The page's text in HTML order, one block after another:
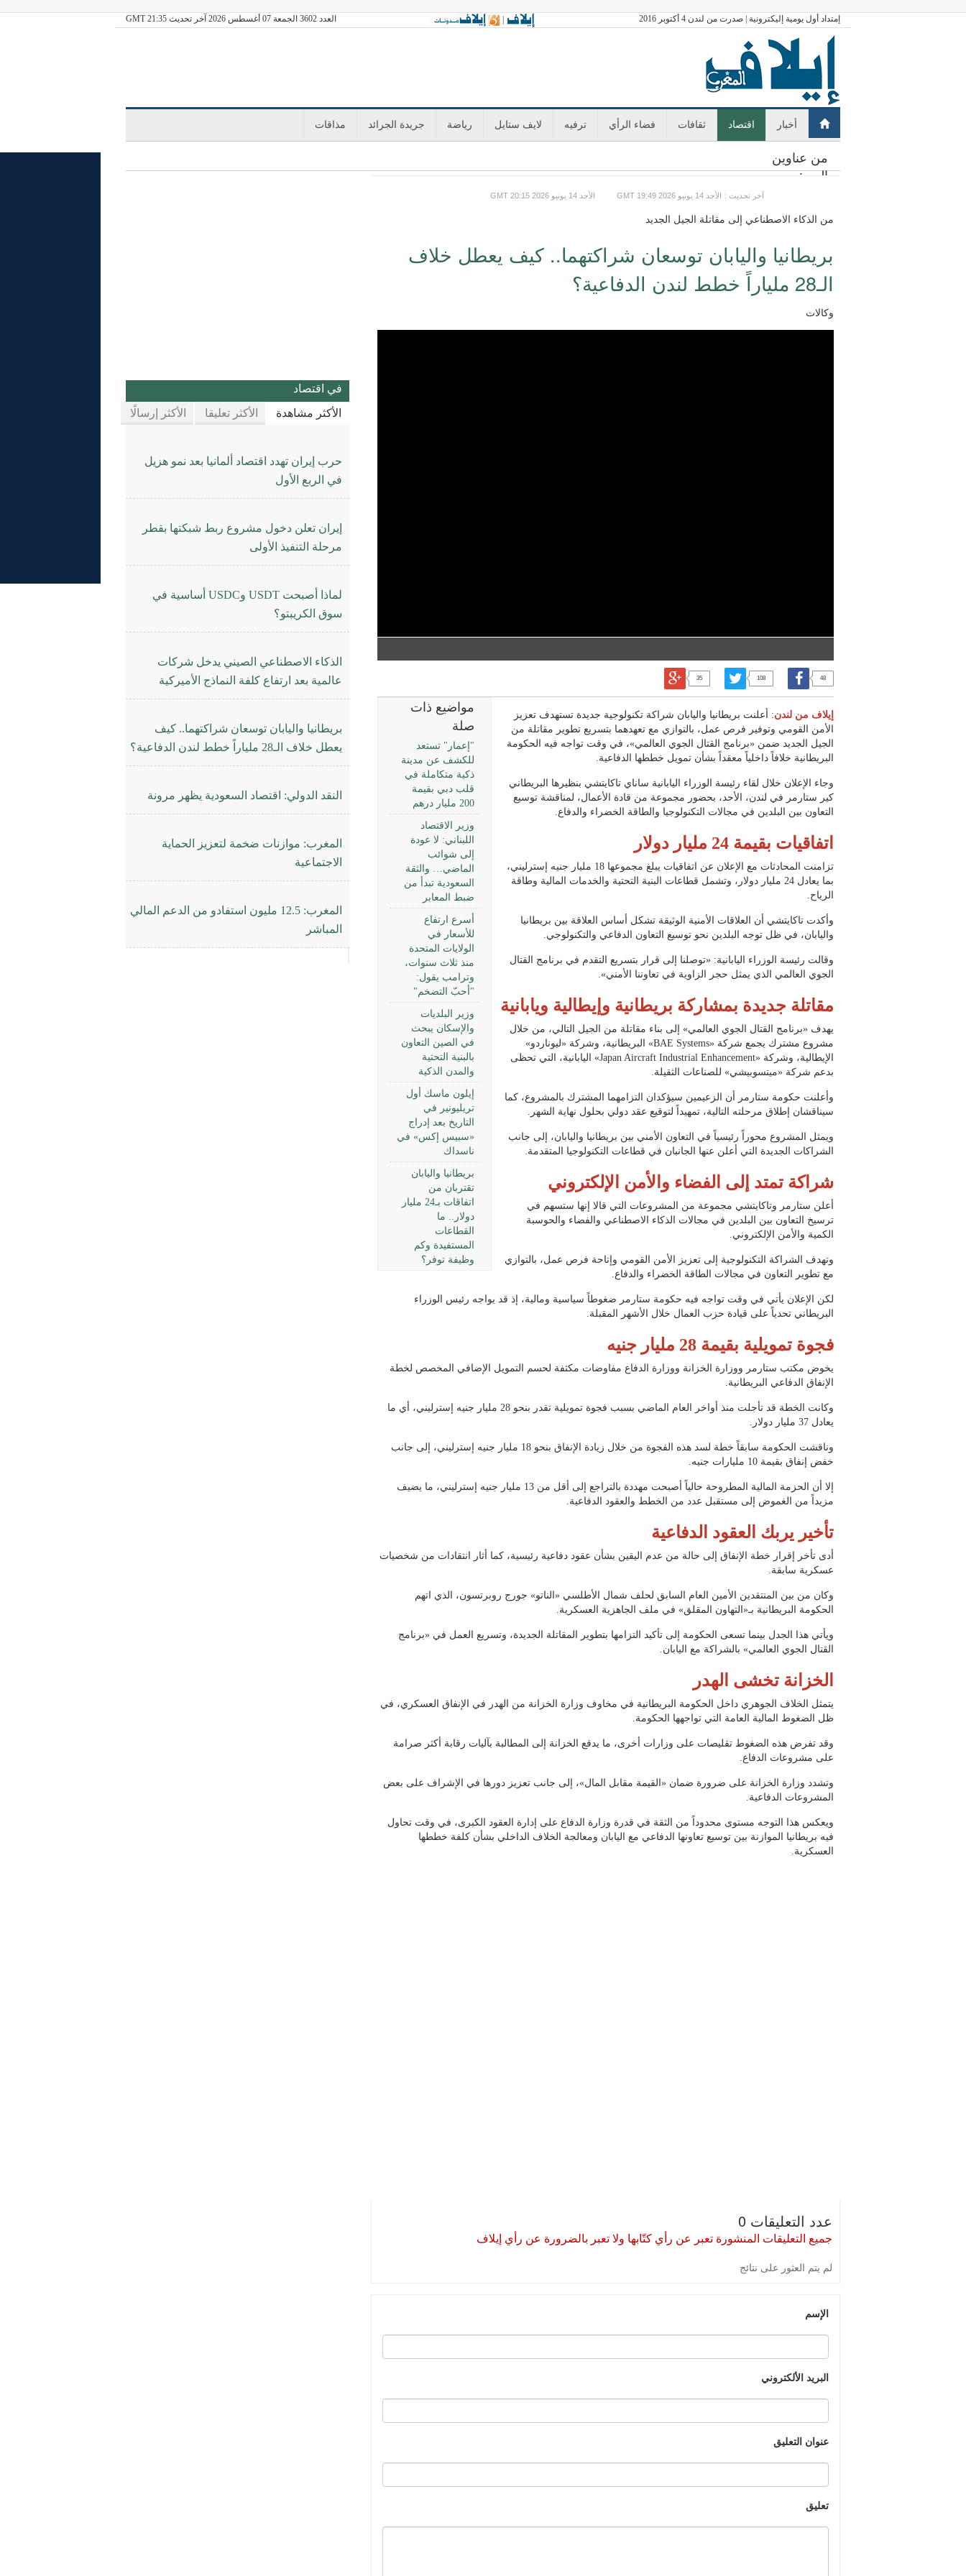
إمتداد أول يومية إليكترونية | صدرت من لندن 4 أكتوبر 2016 العدد 3602 الجمعة 07 أغسطس 2026 آخر تحديث GMT 21:35 |
أخبار اقتصاد ثقافات فضاء الرأي ترفيه لايف ستايل رياضة جريدة الجرائد مذاقات
من عناوين
اليوم:
GMT الأحد 14 يونيو 2026 20:15 GMT الأحد 14 يونيو 2026 19:49 : آخر تحديث
من الذكاء الاصطناعي إلى مقاتلة الجيل الجديد
بريطانيا واليابان توسعان شراكتهما.. كيف يعطل خلاف
الـ28 ملياراً خطط لندن الدفاعية؟
وكالات
48
108
35
مواضيع ذات
صلة
"إعمار" تستعد
للكشف عن مدينة
ذكية متكاملة في
قلب دبي بقيمة
200 مليار درهم
وزير الاقتصاد
اللبناني: لا عودة
إلى شوائب
الماضي… والثقة
السعودية تبدأ من
ضبط المعابر
أسرع ارتفاع
للأسعار في
الولايات المتحدة
منذ ثلاث سنوات،
وترامب يقول:
"أحبّ التضخم"
وزير البلديات
والإسكان يبحث
في الصين التعاون
بالبنية التحتية
والمدن الذكية
إيلون ماسك أول
تريليونير في
التاريخ بعد إدراج
«سبيس إكس» في
ناسداك
بريطانيا واليابان
تقتربان من
اتفاقات بـ24 مليار
دولار.. ما
القطاعات
المستفيدة وكم
وظيفة توفر؟
إيلاف من لندن: أعلنت بريطانيا واليابان شراكة تكنولوجية جديدة تستهدف تعزيز
الأمن القومي وتوفير فرص عمل، بالتوازي مع تعهدهما بتسريع تطوير مقاتلة من
الجيل الجديد ضمن «برنامج القتال الجوي العالمي»، في وقت تواجه فيه الحكومة
البريطانية خلافاً داخلياً معقداً بشأن تمويل خططها الدفاعية.
وجاء الإعلان خلال لقاء رئيسة الوزراء اليابانية ساناي تاكايتشي بنظيرها البريطاني
كير ستارمر في لندن، الأحد، بحضور مجموعة من قادة الأعمال، لمناقشة توسيع
التعاون بين البلدين في مجالات التكنولوجيا والطاقة الخضراء والدفاع.
اتفاقيات بقيمة 24 مليار دولار
تزامنت المحادثات مع الإعلان عن اتفاقيات يبلغ مجموعها 18 مليار جنيه إسترليني،
بما يعادل 24 مليار دولار، وتشمل قطاعات البنية التحتية والخدمات المالية وطاقة
الرياح.
وأكدت تاكايتشي أن العلاقات الأمنية الوثيقة تشكل أساس العلاقة بين بريطانيا
واليابان، في ظل توجه البلدين نحو توسيع التعاون الدفاعي والتكنولوجي.
وقالت رئيسة الوزراء اليابانية: «توصلنا إلى قرار بتسريع التقدم في برنامج القتال
الجوي العالمي الذي يمثل حجر الزاوية في تعاوننا الأمني».
مقاتلة جديدة بمشاركة بريطانية وإيطالية ويابانية
يهدف «برنامج القتال الجوي العالمي» إلى بناء مقاتلة من الجيل التالي، من خلال
مشروع مشترك يجمع شركة «BAE Systems» البريطانية، وشركة «ليوناردو»
الإيطالية، وشركة «Japan Aircraft Industrial Enhancement» اليابانية، التي تحظى
بدعم شركة «ميتسوبيشي» للصناعات الثقيلة.
وأعلنت حكومة ستارمر أن الزعيمين سيؤكدان التزامهما المشترك بالمشروع، كما
سيناقشان إطلاق مرحلته التالية، تمهيداً لتوقيع عقد دولي بحلول نهاية الشهر.
ويمثل المشروع محوراً رئيسياً في التعاون الأمني بين بريطانيا واليابان، إلى جانب
الشراكات الجديدة التي أعلن عنها الجانبان في قطاعات التكنولوجيا المتقدمة.
شراكة تمتد إلى الفضاء والأمن الإلكتروني
أعلن ستارمر وتاكايتشي مجموعة من المشروعات التي قالا إنها ستسهم في
ترسيخ التعاون بين البلدين في مجالات الذكاء الاصطناعي والفضاء والحوسبة
الكمية والأمن الإلكتروني.
وتهدف الشراكة التكنولوجية إلى تعزيز الأمن القومي وإتاحة فرص عمل، بالتوازي
مع تطوير التعاون في مجالات الطاقة الخضراء والدفاع.
لكن الإعلان يأتي في وقت تواجه فيه حكومة ستارمر ضغوطاً سياسية ومالية، إذ قد يواجه رئيس الوزراء
البريطاني تحدياً على قيادة حزب العمال خلال الأشهر المقبلة.
فجوة تمويلية بقيمة 28 مليار جنيه
يخوض مكتب ستارمر ووزارة الخزانة ووزارة الدفاع مفاوضات مكثفة لحسم التمويل الإضافي المخصص لخطة
الإنفاق الدفاعي البريطانية.
وكانت الخطة قد تأجلت منذ أواخر العام الماضي بسبب فجوة تمويلية تقدر بنحو 28 مليار جنيه إسترليني، أي ما
يعادل 37 مليار دولار.
وناقشت الحكومة سابقاً خطة لسد هذه الفجوة من خلال زيادة الإنفاق بنحو 18 مليار جنيه إسترليني، إلى جانب
خفض إنفاق بقيمة 10 مليارات جنيه.
إلا أن الحزمة المالية المطروحة حالياً أصبحت مهددة بالتراجع إلى أقل من 13 مليار جنيه إسترليني، ما يضيف
مزيداً من الغموض إلى مستقبل عدد من الخطط والعقود الدفاعية.
تأخير يربك العقود الدفاعية
أدى تأخر إقرار خطة الإنفاق إلى حالة من عدم اليقين بشأن عقود دفاعية رئيسية، كما أثار انتقادات من شخصيات
عسكرية سابقة.
وكان من بين المنتقدين الأمين العام السابق لحلف شمال الأطلسي «الناتو» جورج روبرتسون، الذي اتهم
الحكومة البريطانية بـ«التهاون المقلق» في ملف الجاهزية العسكرية.
ويأتي هذا الجدل بينما تسعى الحكومة إلى تأكيد التزامها بتطوير المقاتلة الجديدة، وتسريع العمل في «برنامج
القتال الجوي العالمي» بالشراكة مع اليابان.
الخزانة تخشى الهدر
يتمثل الخلاف الجوهري داخل الحكومة البريطانية في مخاوف وزارة الخزانة من الهدر في الإنفاق العسكري، في
ظل الضغوط المالية العامة التي تواجهها الحكومة.
وقد تفرض هذه الضغوط تقليصات على وزارات أخرى، ما يدفع الخزانة إلى المطالبة بآليات رقابة أكثر صرامة
على مشروعات الدفاع.
وتشدد وزارة الخزانة على ضرورة ضمان «القيمة مقابل المال»، إلى جانب تعزيز دورها في الإشراف على بعض
المشروعات الدفاعية.
ويعكس هذا التوجه مستوى محدوداً من الثقة في قدرة وزارة الدفاع على إدارة العقود الكبرى، في وقت تحاول
فيه بريطانيا الموازنة بين توسيع تعاونها الدفاعي مع اليابان ومعالجة الخلاف الداخلي بشأن كلفة خططها
العسكرية.
عدد التعليقات 0
جميع التعليقات المنشورة تعبر عن رأي كتّابها ولا تعبر بالضرورة عن رأي إيلاف
لم يتم العثور على نتائج
الإسم
البريد الألكتروني
عنوان التعليق
تعليق
في اقتصاد
الأكثر مشاهدة الأكثر تعليقا الأكثر إرسالًا
حرب إيران تهدد اقتصاد ألمانيا بعد نمو هزيل
في الربع الأول
إيران تعلن دخول مشروع ربط شبكتها بقطر
مرحلة التنفيذ الأولى
لماذا أصبحت USDT وUSDC أساسية في
سوق الكريبتو؟
الذكاء الاصطناعي الصيني يدخل شركات
عالمية بعد ارتفاع كلفة النماذج الأميركية
بريطانيا واليابان توسعان شراكتهما.. كيف
يعطل خلاف الـ28 ملياراً خطط لندن الدفاعية؟
النقد الدولي: اقتصاد السعودية يظهر مرونة
المغرب: موازنات ضخمة لتعزيز الحماية
الاجتماعية
المغرب: 12.5 مليون استفادو من الدعم المالي
المباشر